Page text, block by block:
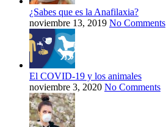
¿Sabes que es la Anafilaxia?
noviembre 13, 2019 No Comments
El COVID-19 y los animales
noviembre 3, 2020 No Comments